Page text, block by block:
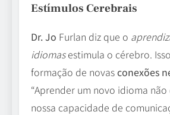
Estímulos Cerebrais
Dr. Jo Furlan diz que o
idiomasestimula o cérebro.
formação de novasconexões
“Aprender um novo idioma
nossa capacidade de